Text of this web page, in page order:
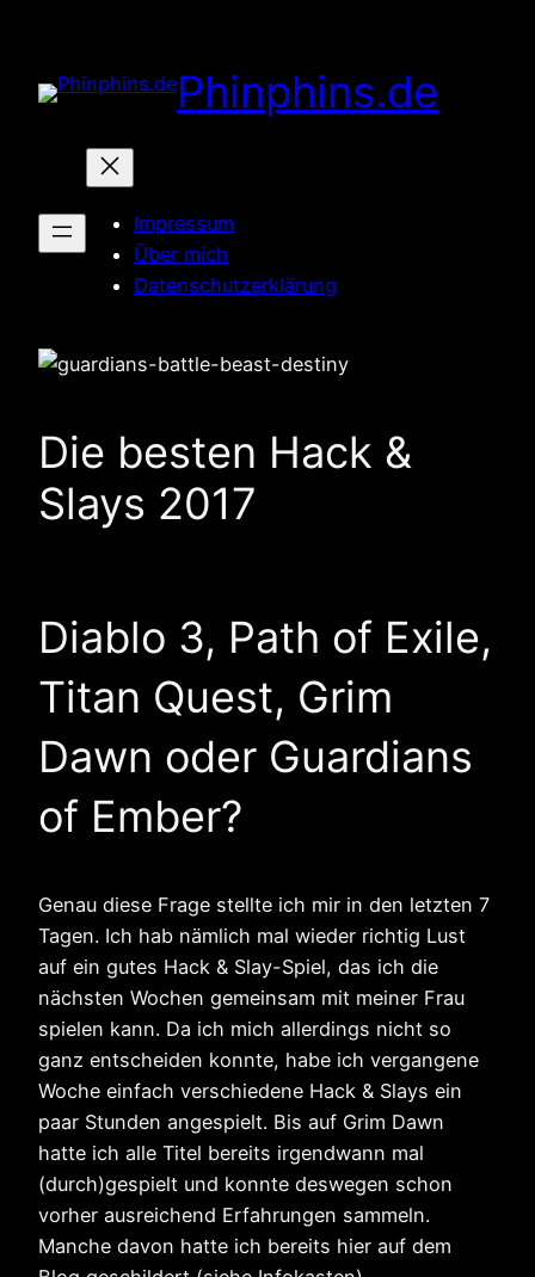
springen
Phinphins.de
Impressum
Über mich
Datenschutzerklärung
Die besten Hack &
Slays 2017
Diablo 3, Path of Exile,
Titan Quest, Grim
Dawn oder Guardians
of Ember?
Genau diese Frage stellte ich mir in den letzten 7
Tagen. Ich hab nämlich mal wieder richtig Lust
auf ein gutes Hack & Slay-Spiel, das ich die
nächsten Wochen gemeinsam mit meiner Frau
spielen kann. Da ich mich allerdings nicht so
ganz entscheiden konnte, habe ich vergangene
Woche einfach verschiedene Hack & Slays ein
paar Stunden angespielt. Bis auf Grim Dawn
hatte ich alle Titel bereits irgendwann mal
(durch)gespielt und konnte deswegen schon
vorher ausreichend Erfahrungen sammeln.
Manche davon hatte ich bereits hier auf dem